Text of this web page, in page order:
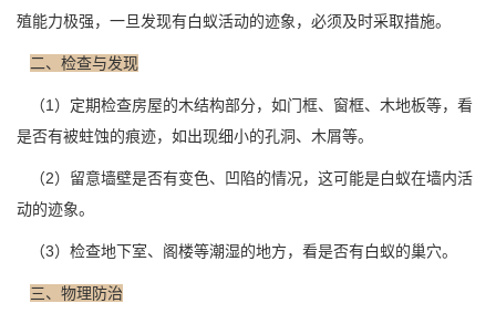
殖能力极强，一旦发现有白蚁活动的迹象，必须及时采取措施。
二、检查与发现
（1）定期检查房屋的木结构部分，如门框、窗框、木地板等，看
是否有被蛀蚀的痕迹，如出现细小的孔洞、木屑等。
（2）留意墙壁是否有变色、凹陷的情况，这可能是白蚁在墙内活
动的迹象。
（3）检查地下室、阁楼等潮湿的地方，看是否有白蚁的巢穴。
三、物理防治